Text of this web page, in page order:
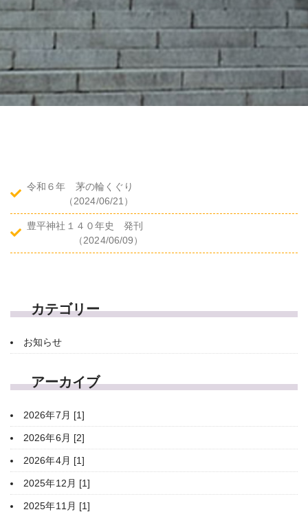
令和６年 茅の輪くぐり
（2024/06/21）
豊平神社１４０年史 発刊
（2024/06/09）
カテゴリー
お知らせ
アーカイブ
2026年7月 [1]
2026年6月 [2]
2026年4月 [1]
2025年12月 [1]
2025年11月 [1]